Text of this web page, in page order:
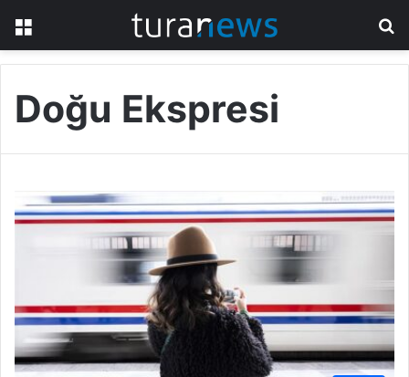
Doğu Ekspresi